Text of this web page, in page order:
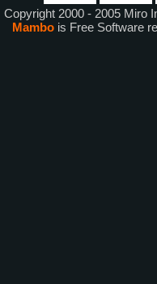
Copyright 2000 - 2005 Miro
Mambo is Free Software